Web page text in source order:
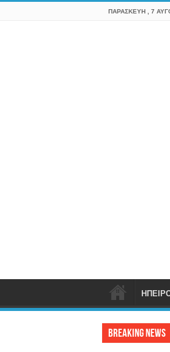
ΠΑΡΑΣΚΕΥΉ , 7
Breaking News